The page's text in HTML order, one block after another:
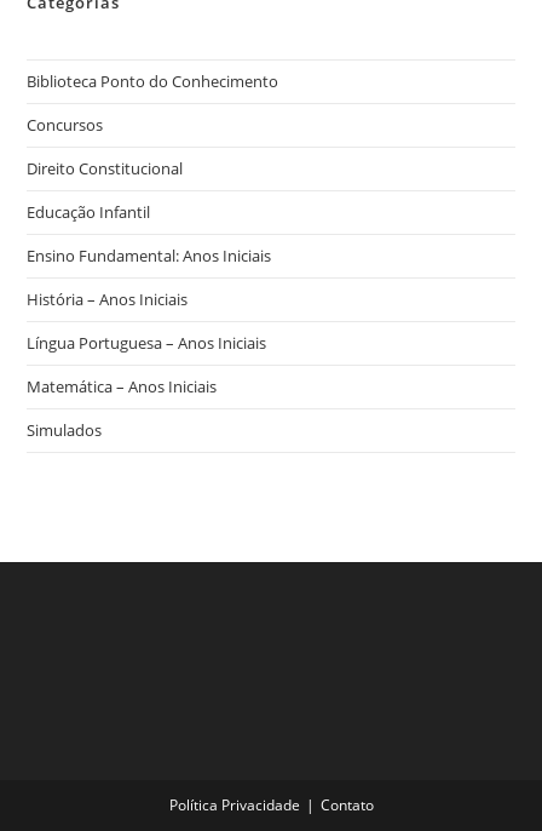
Biblioteca Ponto do Conhecimento
Concursos
Direito Constitucional
Educação Infantil
Ensino Fundamental: Anos Iniciais
História – Anos Iniciais
Língua Portuguesa – Anos Iniciais
Matemática – Anos Iniciais
Simulados
Política Privacidade Contato